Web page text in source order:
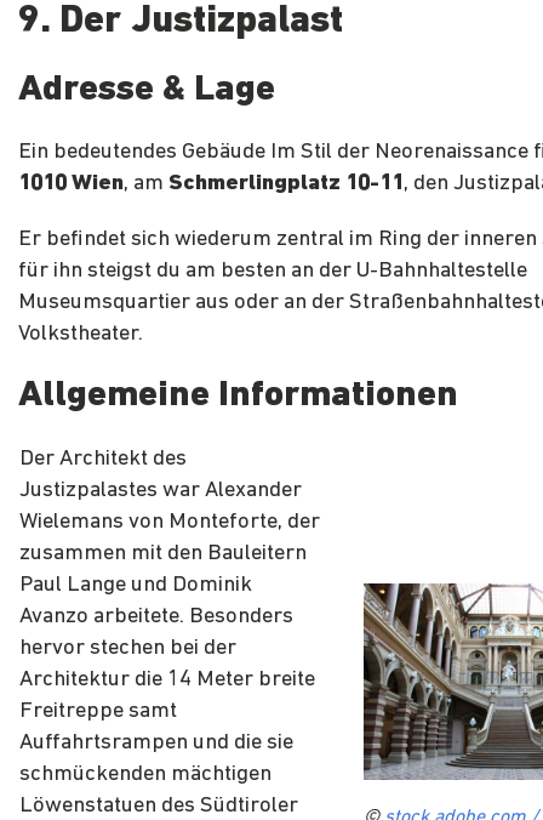
9. Der Justizpalast
Adresse & Lage
Ein bedeutendes Gebäude Im Stil der Neorenaissance
1010 Wien, am Schmerlingplatz 10-11 , den
Er befindet sich wiederum zentral im Ring der inneren
für ihn steigst du am besten an der U-Bahnhaltestelle
Museumsquartier aus oder an der
Volkstheater.
Allgemeine Informationen
Der Architekt des
Justizpalastes war Alexander
Wielemans von Monteforte, der
zusammen mit den Bauleitern
Paul Lange und Dominik
Avanzo arbeitete. Besonders
hervor stechen bei der
Architektur die 14 Meter breite
Freitreppe samt
Auffahrtsrampen und die sie
schmückenden mächtigen
Löwenstatuen des Südtiroler